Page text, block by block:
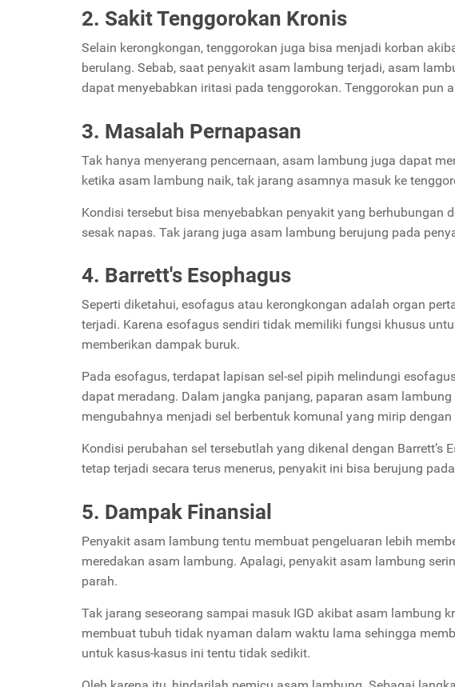
2. Sakit Tenggorokan Kronis
Selain kerongkongan, tenggorokan juga bisa menjadi korban
berulang. Sebab, saat penyakit asam lambung terjadi, asam
dapat menyebabkan iritasi pada tenggorokan. Tenggorokan pun
3. Masalah Pernapasan
Tak hanya menyerang pencernaan, asam lambung juga dapat
ketika asam lambung naik, tak jarang asamnya masuk ke
Kondisi tersebut bisa menyebabkan penyakit yang berhubungan
sesak napas. Tak jarang juga asam lambung berujung pada
4. Barrett's Esophagus
Seperti diketahui, esofagus atau kerongkongan adalah organ
terjadi. Karena esofagus sendiri tidak memiliki fungsi khusus
memberikan dampak buruk.
Pada esofagus, terdapat lapisan sel-sel pipih melindungi
dapat meradang. Dalam jangka panjang, paparan asam
mengubahnya menjadi sel berbentuk komunal yang mirip
Kondisi perubahan sel tersebutlah yang dikenal dengan
tetap terjadi secara terus menerus, penyakit ini bisa berujung
5. Dampak Finansial
Penyakit asam lambung tentu membuat pengeluaran lebih
meredakan asam lambung. Apalagi, penyakit asam lambung
parah.
Tak jarang seseorang sampai masuk IGD akibat asam lambung
membuat tubuh tidak nyaman dalam waktu lama sehingga
untuk kasus-kasus ini tentu tidak sedikit.